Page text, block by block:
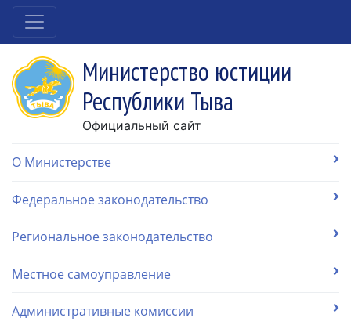
Министерство юстиции
Республики Тыва
Официальный сайт
О Министерстве
Федеральное законодательство
Региональное законодательство
Местное самоуправление
Административные комиссии